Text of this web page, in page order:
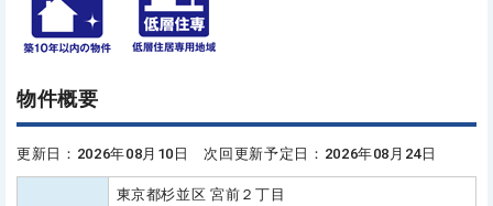
物件概要
更新日：2026年08月10日 次回更新予定日：2026年08月24日
東京都杉並区 宮前２丁目